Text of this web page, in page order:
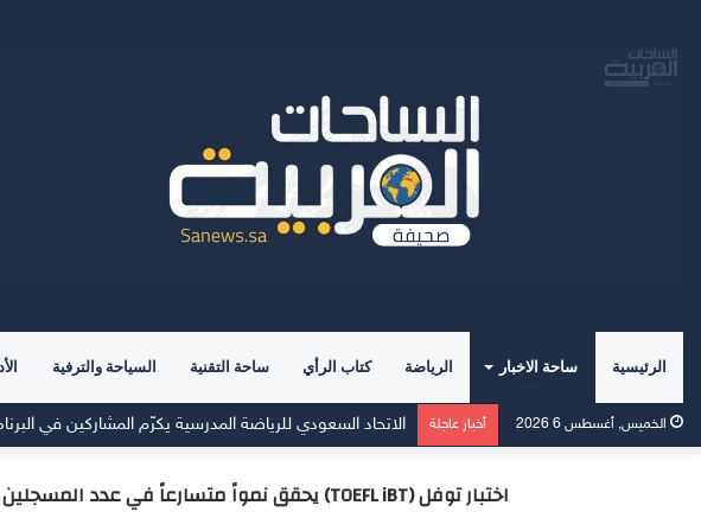
الرئيسية ساحة الاخبار الرياضة كتاب الرأي ساحة التقنية السياحة والترفية
الخميس, أغسطس 6 2026 أخبار عاجلة لندن تتقدم رسميًا بملف استضافة بطولة العالم لألعاب القوى
اختبار توفل (TOEFL iBT) يحقق نمواً متسارعاً في عدد المسجلين بنسبة 50% في المملكة العربية السعودية بعد ستة أشهر من إطلاق نسخته المُحدَّثة